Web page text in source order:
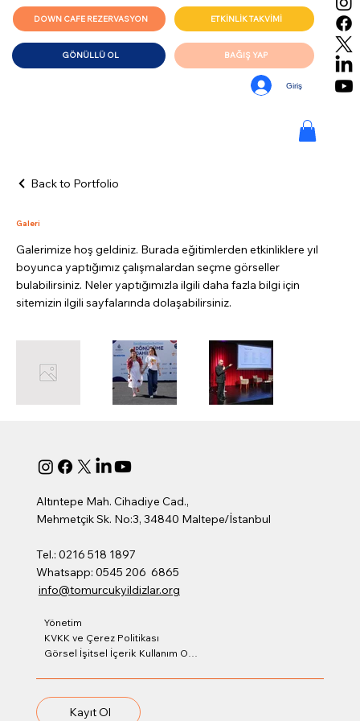
DOWN CAFE REZERVASYON ETKİNLİK TAKVİMİ
GÖNÜLLÜ OL
Giriş
BAĞIŞ YAP
Back to Portfolio
Galeri
Galerimize hoş geldiniz. Burada eğitimlerden etkinliklere yıl
boyunca yaptığımız çalışmalardan seçme görseller
bulabilirsiniz. Neler yaptığımızla ilgili daha fazla bilgi için
sitemizin ilgili sayfalarında dolaşabilirsiniz.
Kayıt Ol
Altıntepe Mah. Cihadiye Cad.,
Mehmetçik Sk. No:3, 34840 Maltepe/İstanbul
Tel.: 0216 518 1897
Whatsapp: 0545 206 6865
info@tomurcukyildizlar.org
Yönetim
KVKK ve Çerez Politikası
Görsel İşitsel İçerik Kullanım Onay Formu